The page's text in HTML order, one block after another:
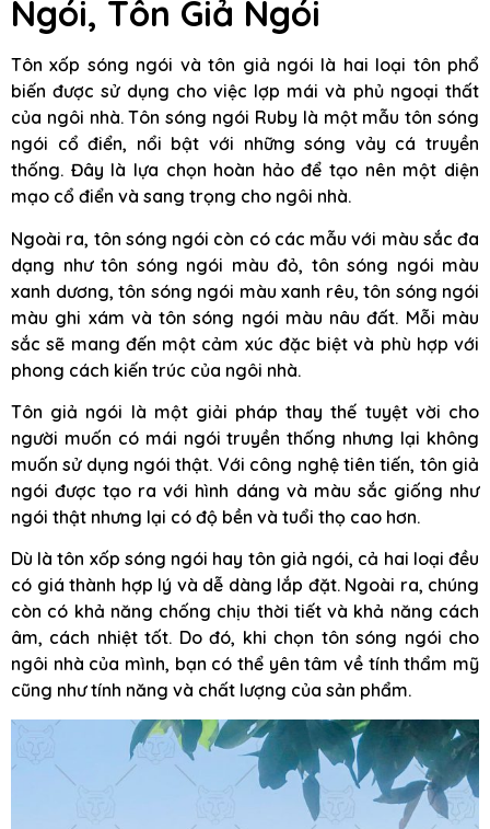
Ngói, Tôn Giả Ngói
Tôn xốp sóng ngói và tôn giả ngói là hai loại tôn phổ
biến được sử dụng cho việc lợp mái và phủ ngoại thất
của ngôi nhà. Tôn sóng ngói Ruby là một mẫu tôn sóng
ngói cổ điển, nổi bật với những sóng vảy cá truyền
thống. Đây là lựa chọn hoàn hảo để tạo nên một diện
mạo cổ điển và sang trọng cho ngôi nhà.
Ngoài ra, tôn sóng ngói còn có các mẫu với màu sắc đa
dạng như tôn sóng ngói màu đỏ, tôn sóng ngói màu
xanh dương, tôn sóng ngói màu xanh rêu, tôn sóng ngói
màu ghi xám và tôn sóng ngói màu nâu đất. Mỗi màu
sắc sẽ mang đến một cảm xúc đặc biệt và phù hợp với
phong cách kiến trúc của ngôi nhà.
Tôn giả ngói là một giải pháp thay thế tuyệt vời cho
người muốn có mái ngói truyền thống nhưng lại không
muốn sử dụng ngói thật. Với công nghệ tiên tiến, tôn giả
ngói được tạo ra với hình dáng và màu sắc giống như
ngói thật nhưng lại có độ bền và tuổi thọ cao hơn.
Dù là tôn xốp sóng ngói hay tôn giả ngói, cả hai loại đều
có giá thành hợp lý và dễ dàng lắp đặt. Ngoài ra, chúng
còn có khả năng chống chịu thời tiết và khả năng cách
âm, cách nhiệt tốt. Do đó, khi chọn tôn sóng ngói cho
ngôi nhà của mình, bạn có thể yên tâm về tính thẩm mỹ
cũng như tính năng và chất lượng của sản phẩm.